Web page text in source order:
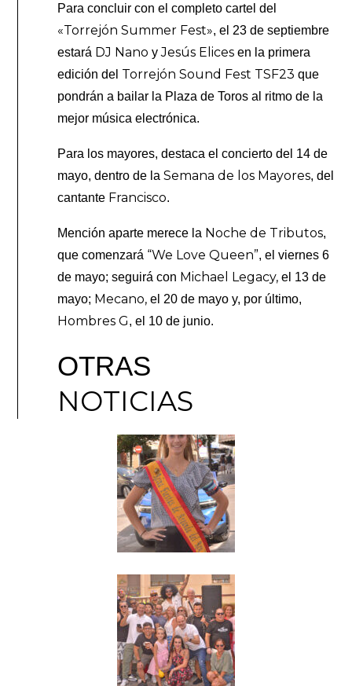
Para concluir con el completo cartel del
«Torrejón Summer Fest», el 23 de septiembre
estará DJ Nano yJesús Elices en la primera
edición del Torrejón Sound Fest TSF23 que
pondrán a bailar la Plaza de Toros al ritmo de la
mejor música electrónica.
Para los mayores, destaca el concierto del 14 de
mayo, dentro de laSemana de los Mayores, del
cantante Francisco.
Mención aparte merece la Noche de Tributos,
que comenzará “We Love Queen”, el viernes 6
de mayo; seguirá con Michael Legacy, el 13 de
mayo; Mecano, el 20 de mayo y, por último,
Hombres G, el 10 de junio.
OTRAS
NOTICIAS